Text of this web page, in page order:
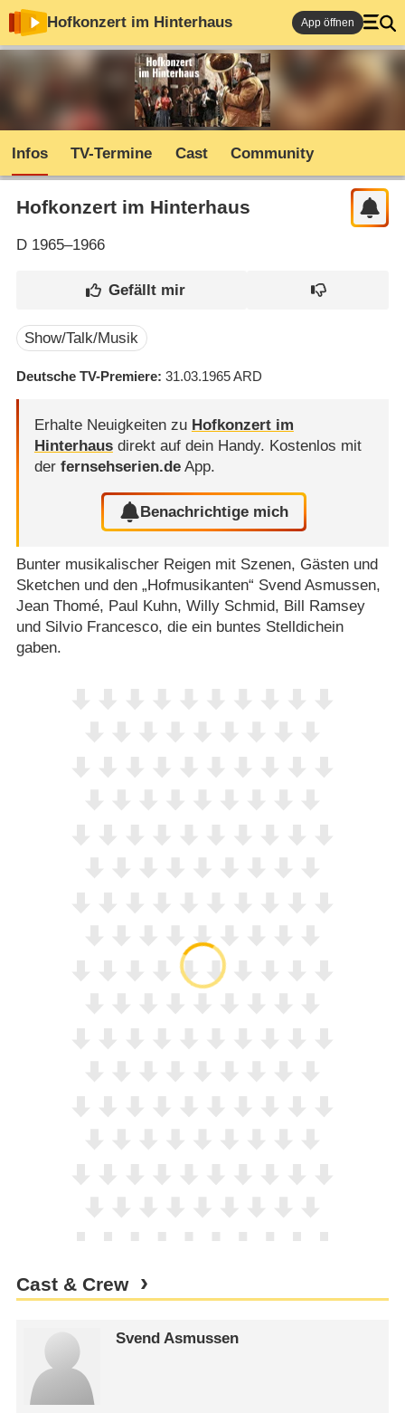
Hofkonzert im Hinterhaus App öffnen
Infos TV-Termine Cast Community
Hofkonzert im Hinterhaus
D1965–1966
Show/Talk/Musik
Deutsche TV-Premiere 31.03.1965ARD
Erhalte Neuigkeiten zu Hofkonzert im
Hinterhausdirekt auf dein Handy. Kostenlos mit
der fernsehserien.deApp.
Benachrichtige mich
Bunter musikalischer Reigen mit Szenen, Gästen und
Sketchen und den „Hofmusikanten“ Svend Asmussen,
Jean Thomé, Paul Kuhn, Willy Schmid, Bill Ramsey
und Silvio Francesco, die ein buntes Stelldichein
gaben.
Cast & Crew
Svend Asmussen